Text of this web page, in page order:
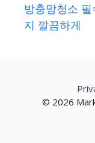
방충망청소
지 깔끔하게
© 2026